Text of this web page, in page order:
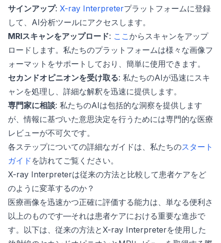
サインアップ: X-ray Interpreterプラットフォームに登録
して、AI分析ツールにアクセスします。
MRIスキャンをアップロード: ここ からスキャンをアップ
ロードします。私たちのプラットフォームは様々な画像フ
ォーマットをサポートしており、簡単に使用できます。
セカンドオピニオンを受け取る: 私たちのAIが迅速にスキ
ャンを処理し、詳細な解釈を迅速に提供します。
専門家に相談: 私たちのAIは包括的な洞察を提供します
が、情報に基づいた意思決定を行うためには専門的な医療
レビューが不可欠です。
各ステップについての詳細なガイドは、私たちのスタート
ガイド を訪れてご覧ください。
X-ray Interpreterは従来の方法と比較して患者ケアをど
のように変革するのか？
医療画像を迅速かつ正確に評価する能力は、単なる便利さ
以上のものです—それは患者ケアにおける重要な進歩で
す。以下は、従来の方法とX-ray Interpreterを使用した